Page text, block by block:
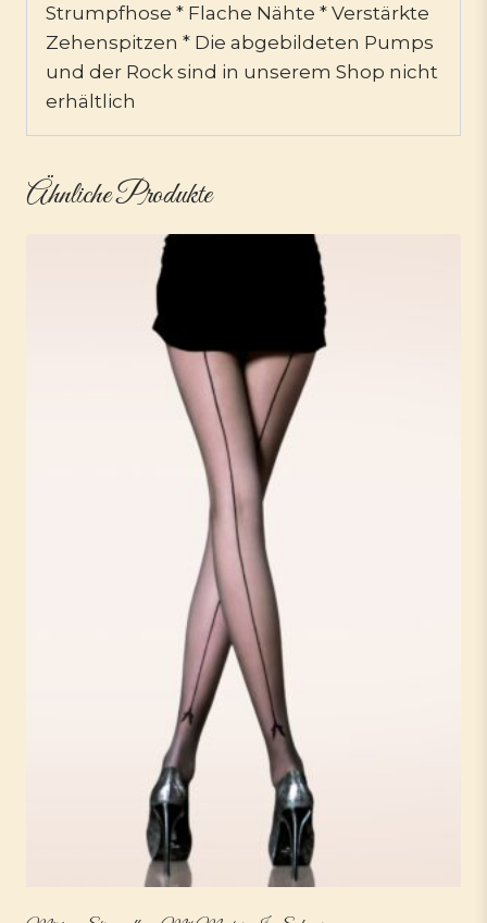
Strumpfhose * Flache Nähte * Verstärkte
Zehenspitzen * Die abgebildeten Pumps
und der Rock sind in unserem Shop nicht
erhältlich
Ähnliche Produkte